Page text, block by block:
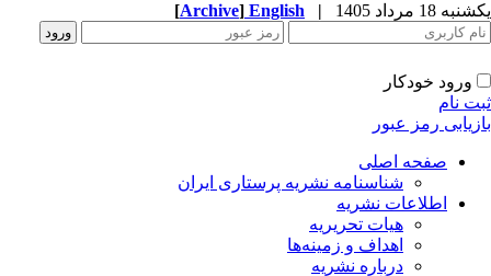
یکشنبه 18 مرداد 1405 |
English
[Archive]
ورود خودکار
ثبت نام
بازیابی رمز عبور
صفحه اصلی
شناسنامه نشریه پرستاری ایران
اطلاعات نشریه
هیات تحریریه
اهداف و زمینه‌ها
درباره نشریه